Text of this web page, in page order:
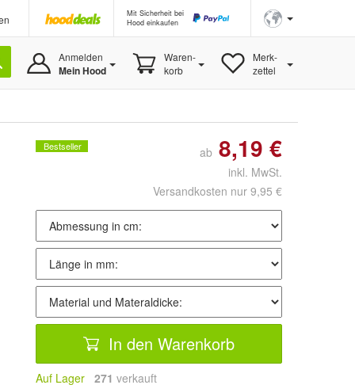
Mit Sicherheit bei
Hood einkaufen
Anmelden
Mein Hood
Waren-
korb
Merk-
zettel
Bestseller ab 8,19 €
inkl. MwSt.
Versandkosten nur 9,95 €
In den Warenkorb
Auf Lager 271 verkauft